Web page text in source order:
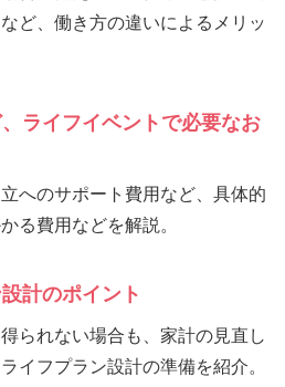
ど、働き方の違いによるメリッ
ライフイベントで必要なお
へのサポート費用など、具体的
る費用などを解説。
計のポイント
られない場合も、家計の見直し
イフプラン設計の準備を紹介。